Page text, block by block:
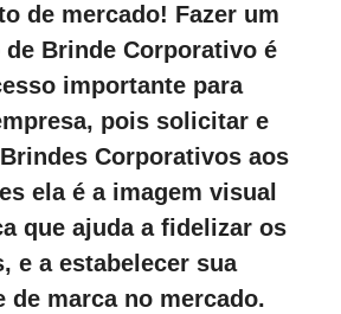
de mercado! Fazer um
de Brinde Corporativo é
importante para
pois solicitar e
Corporativos aos
ela é a imagem visual
que ajuda a fidelizar os
e a estabelecer sua
de marca no mercado.